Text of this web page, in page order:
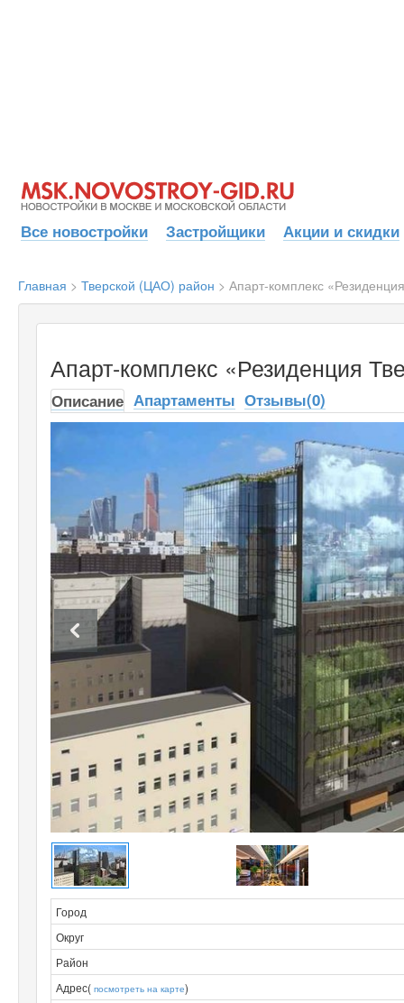
Все новостройки Застройщики Акции и скидки
Главная > Тверской (ЦАО) район > Апарт-комплекс
Апарт-комплекс «Резиденция
Описание Апартаменты Отзывы(0)
Город
Округ
Район
Адрес( посмотреть на карте)